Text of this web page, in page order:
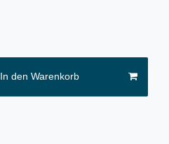
In den Warenkorb